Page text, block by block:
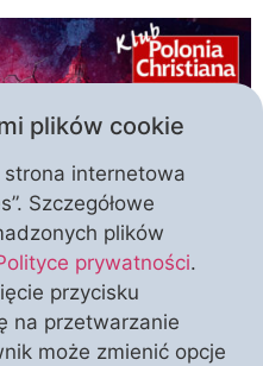
w zapraszamy do
na prelekcje red. Pawła
autorski przegląd
plików cookie
internetowa
Szczegółowe
plików
prywatności.
przycisku
na przetwarzanie
może zmienić opcje